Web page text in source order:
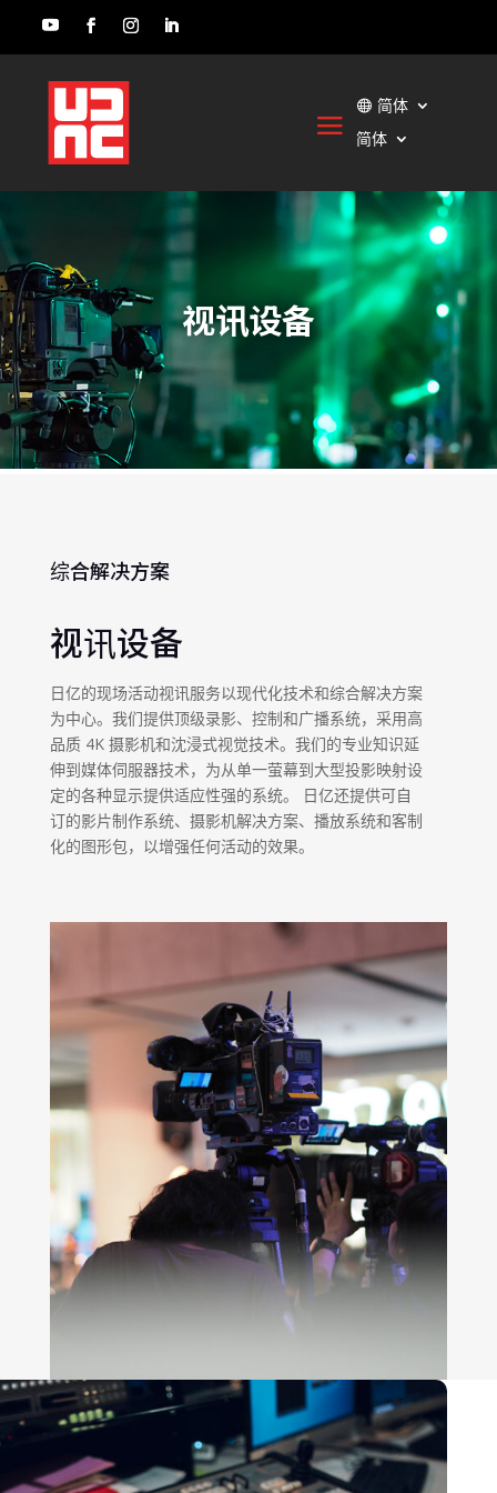
简体
简体
视讯设备
综合解决方案
视讯设备
日亿的现场活动视讯服务以现代化技术和综合解决方案
为中心。我们提供顶级录影、控制和广播系统，采用高
品质 4K 摄影机和沈浸式视觉技术。我们的专业知识延
伸到媒体伺服器技术，为从单一萤幕到大型投影映射设
定的各种显示提供适应性强的系统。 日亿还提供可自
订的影片制作系统、摄影机解决方案、播放系统和客制
化的图形包，以增强任​​何活动的效果。